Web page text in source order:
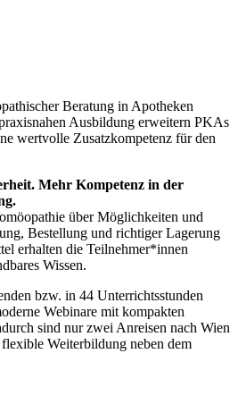
Beratung in Apotheken
Ausbildung erweitern PKAs
wertvolle Zusatzkompetenz für den
Mehr Kompetenz in der
über Möglichkeiten und
Bestellung und richtiger Lagerung
erhalten die Teilnehmer*innen
Wissen.
bzw. in 44 Unterrichtsstunden
Webinare mit kompakten
sind nur zwei Anreisen nach Wien
Weiterbildung neben dem